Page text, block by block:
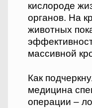
кислороде
органов. На
животных
массивной
Как
медицина
операции –